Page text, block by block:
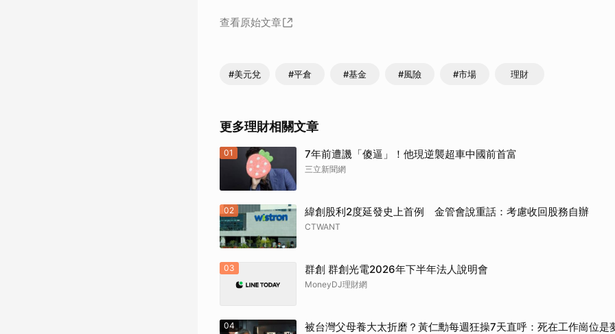
查看原始文章
#美元兌 #平倉 #基金 #風險 #市場 理財
更多理財相關文章
01 7年前遭譏「傻逼」！他現逆襲超車中國前首富
三立新聞網
02 緯創股利2度延發史上首例 金管會說重話：考慮收回股務自辦
CTWANT
03 群創 群創光電2026年下半年法人說明會
MoneyDJ理財網
04 被台灣父母養大太折磨？黃仁勳每週狂操7天直呼：死在工作崗位是